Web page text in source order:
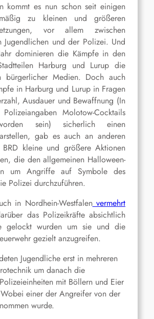
kommt es nun schon seit einigen
zu kleinen und größeren
vor allem zwischen
Jugendlichen und der Polizei. Und
dominieren die Kämpfe in den
Harburg und Lurup die
bürgerlicher Medien. Doch auch
in Harburg und Lurup in Fragen
Ausdauer und Bewaffnung (In
Molotow-Cocktails
sein) sicherlich einen
gab es auch an anderen
kleine und größere Aktionen
die den allgemeinen Halloween-
um Angriffe auf Symbole des
Polizei durchzuführen.
in Nordhein-Westfalenvermehrt
das Polizeikräfte absichtlich
gelockt wurden um sie und die
gezielt anzugreifen.
Jugendliche erst in mehreren
um danach die
mit Böllern und Eier
einer der Angreifer von der
wurde.